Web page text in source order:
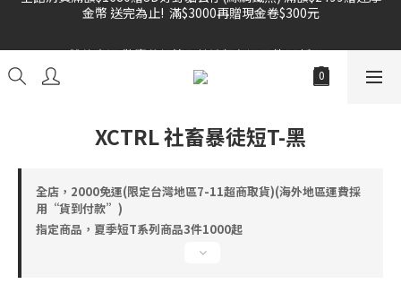
雙倍奉還 歡慶父親節全館褲類任選兩件88折!!!
雙倍奉還 歡慶父親節全館褲類任選兩件88折!!!
XCTRL 社畜暴徒短T-黑
全店，2000免運(限定台灣地區7-11超商取貨)(海外地區運費採
用“貨到付款”)
指定商品，夏季短T系列商品3件1000起